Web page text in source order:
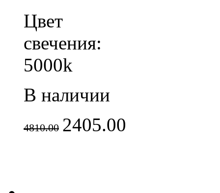
Цвет
свечения:
5000k
В наличии
4810.00 2405.00